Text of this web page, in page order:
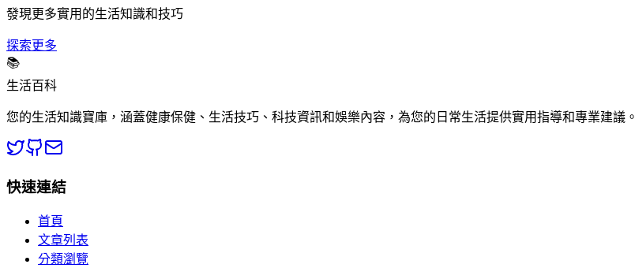
發現更多實用的生活知識和技巧
探索更多
📚
生活百科
您的生活知識寶庫，涵蓋健康保健、生活技巧、科技資訊和娛樂內容，為您的日常生活提供實用指導和專業建議。
快速連結
首頁
文章列表
分類瀏覽